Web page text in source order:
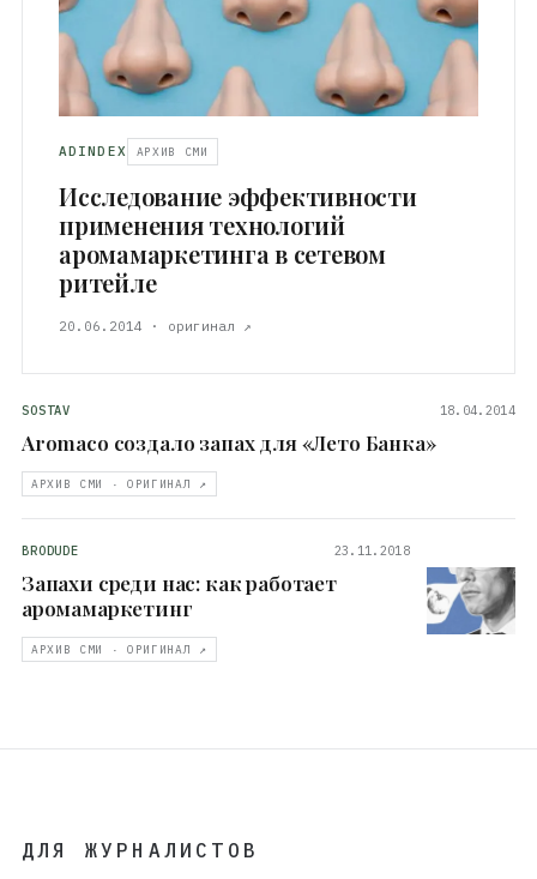
ADINDEX АРХИВ СМИ
Исследование эффективности
применения технологий
аромамаркетинга в сетевом
ритейле
20.06.2014 · оригинал ↗
SOSTAV 18.04.2014
Aromaco создало запах для «Лето Банка»
АРХИВ СМИ · ОРИГИНАЛ ↗
BRODUDE 23.11.2018
Запахи среди нас: как работает
аромамаркетинг
АРХИВ СМИ · ОРИГИНАЛ ↗
ДЛЯ ЖУРНАЛИСТОВ